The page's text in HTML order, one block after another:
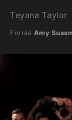
Teyana Taylor
Forrás Amy